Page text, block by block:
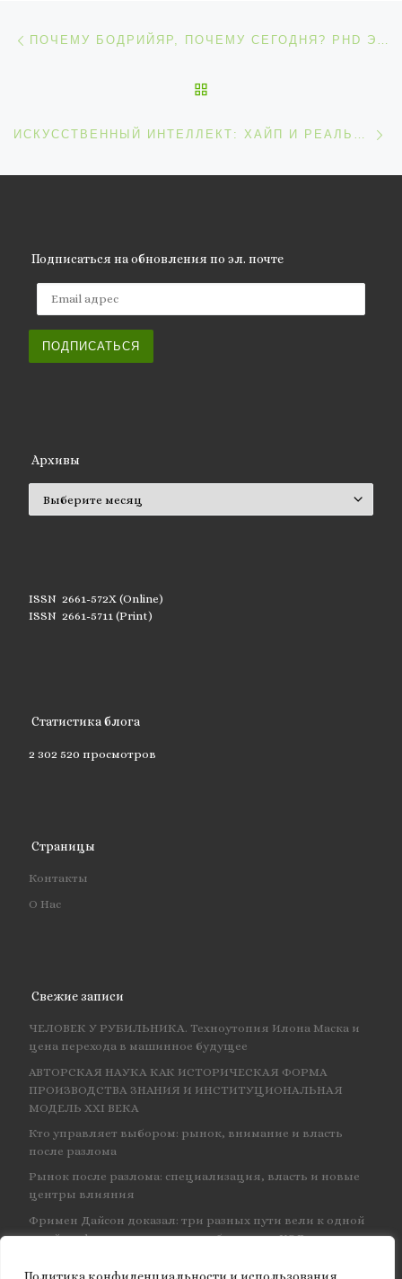
Навигация по записям
ПОЧЕМУ БОДРИЙЯР, ПОЧЕМУ СЕГОДНЯ? PHD ЭНДРЮ МАКЛАВЕРТИ-РОБИНСОН
ИСКУССТВЕННЫЙ ИНТЕЛЛЕКТ: ХАЙП И РЕАЛЬНОСТЬ
Подписаться на обновления по эл. почте
ПОДПИСАТЬСЯ
Архивы
ISSN 2661-572X (Online)
ISSN 2661-5711 (Print)
Статистика блога
2 302 520 просмотров
Страницы
Контакты
О Нас
Свежие записи
ЧЕЛОВЕК У РУБИЛЬНИКА. Техноутопия Илона Маска и
цена перехода в машинное будущее
АВТОРСКАЯ НАУКА КАК ИСТОРИЧЕСКАЯ ФОРМА
ПРОИЗВОДСТВА ЗНАНИЯ И ИНСТИТУЦИОНАЛЬНАЯ
МОДЕЛЬ XXI ВЕКА
Кто управляет выбором: рынок, внимание и власть
после разлома
Рынок после разлома: специализация, власть и новые
центры влияния
Фримен Дайсон доказал: три разных пути вели к одной
и той же физике — и навсегда объединил КЭД